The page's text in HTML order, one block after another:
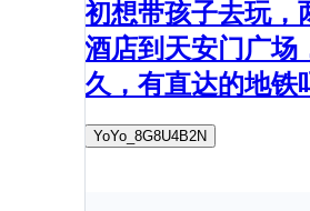
初想带孩子去玩，
酒店到天安门广场
久，有直达的地铁
YoYo_8G8U4B2N